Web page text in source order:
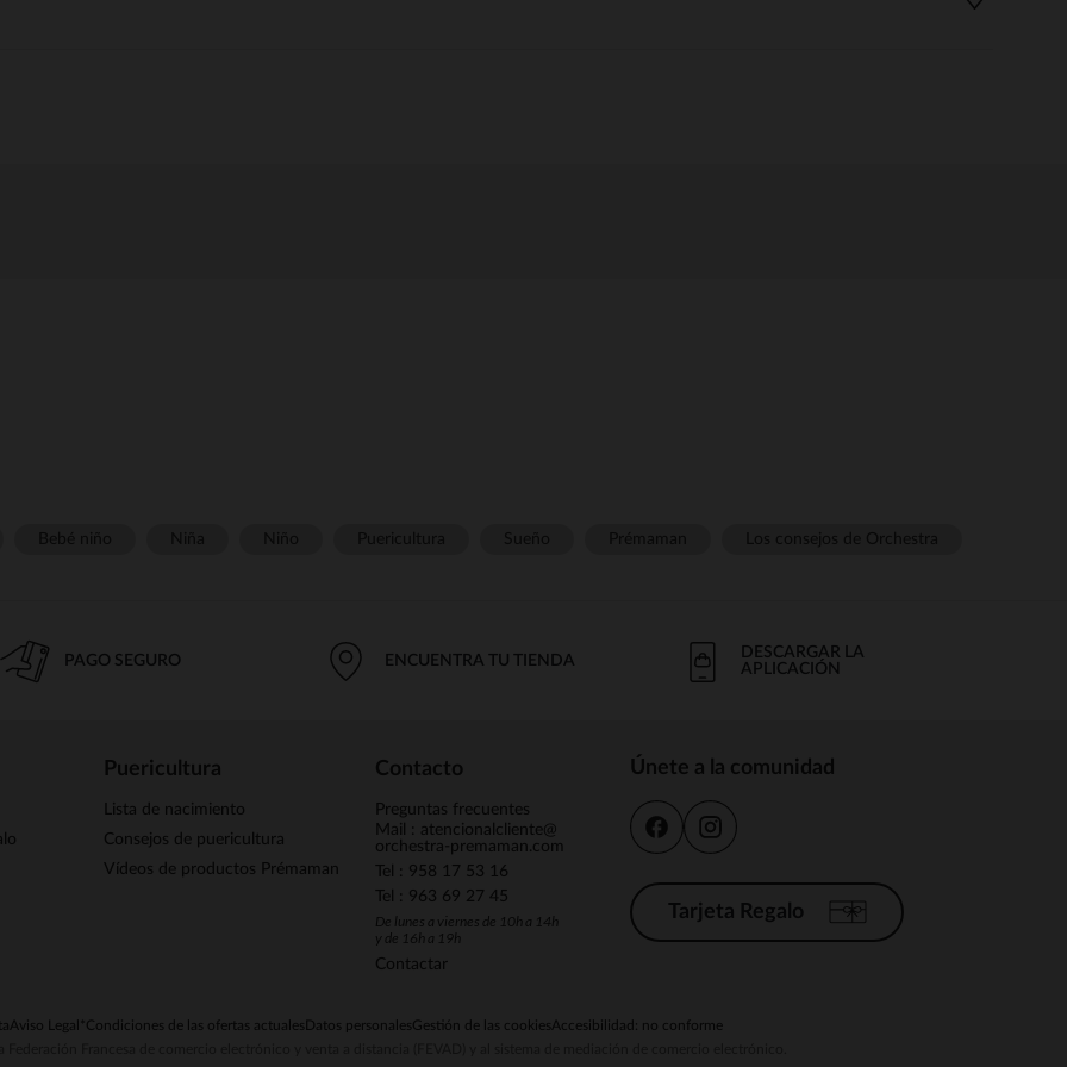
PAGO SEGURO ENCUENTRA TU TIENDA
DESCARGAR LA
APLICACIÓN
Puericultura
Lista de nacimiento
Consejos de puericultura
Vídeos de productos Prémaman
Contacto
Preguntas frecuentes
Mail : atencionalcliente@
orchestra-premaman.com
Tel : 958 17 53 16
Tel : 963 69 27 45
De lunes a viernes de 10h a 14h
y de 16h a 19h
Contactar
Únete a la comunidad
Tarjeta Regalo
Aviso Legal *Condiciones de las ofertas actuales Datos personalesGestión de las cookiesAccesibilidad: no conforme